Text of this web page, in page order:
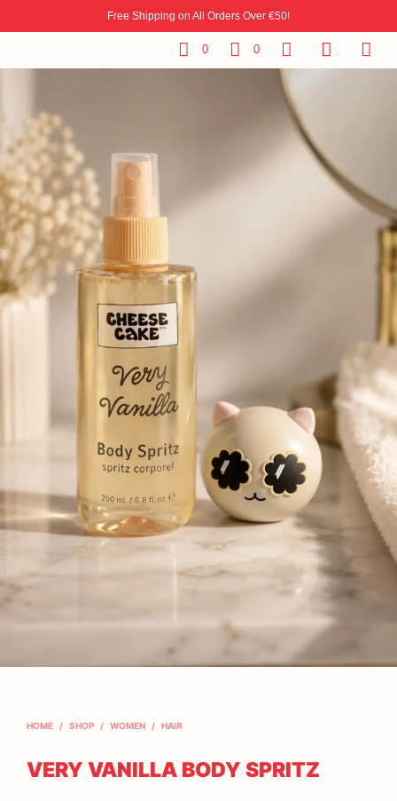
Free Shipping on All Orders Over €50!
0 0
HOME / SHOP / WOMEN / HAIR
VERY VANILLA BODY SPRITZ